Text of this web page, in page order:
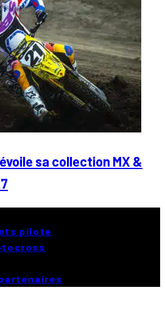
sa collection MX &
pilote